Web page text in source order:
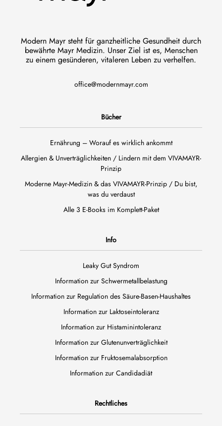
Modern Mayr steht für ganzheitliche Gesundheit durch
bewährte Mayr Medizin. Unser Ziel ist es, Menschen
zu einem gesünderen, vitaleren Leben zu verhelfen.
office@modernmayr.com
Bücher
Ernährung – Worauf es wirklich ankommt
Allergien & Unverträglichkeiten / Lindern mit dem VIVAMAYR-
Prinzip
Moderne Mayr-Medizin & das VIVAMAYR-Prinzip / Du bist,
was du verdaust
Alle 3 E-Books im Komplett-Paket
Info
Leaky Gut Syndrom
Information zur Schwermetallbelastung
Information zur Regulation des Säure-Basen-Haushaltes
Information zur Laktoseintoleranz
Information zur Histaminintoleranz
Information zur Glutenunverträglichkeit
Information zur Fruktosemalabsorption
Information zur Candidadiät
Rechtliches